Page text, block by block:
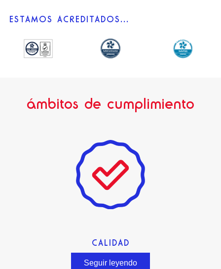
ESTAMOS ACREDITADOS...
ámbitos de cumplimiento
CALIDAD
Seguir leyendo